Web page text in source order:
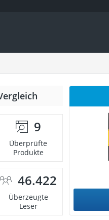
9
Überprüfte
Produkte
46.422
Überzeugte
Leser